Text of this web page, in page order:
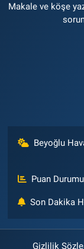
Makale ve köşe
Beyoğlu
Puan
Son Dakika
Gizlilik